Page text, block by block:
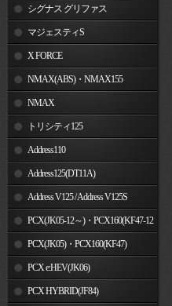
125 シグナス グリファス
マジェスティS
X FORCE
NMAX(ABS)・NMAX155
NMAX
トリシティ125
Address110
Address125(DT11A)
Address V125 / Address V125S
PCX(JK05-12～)・PCX160(KF47-12
～) PCX(JK05)・PCX160(KF47)
PCX e:HEV(JK06)
PCX HYBRID(JF84)